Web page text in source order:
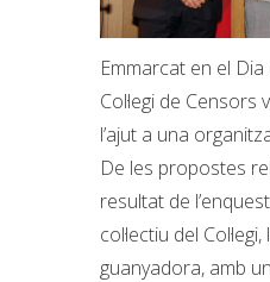
Emmarcat en el Dia
Col·legi de
l’ajut a una
De les propostes
resultat de
col·lectiu del Col·legi,
guanyadora, amb